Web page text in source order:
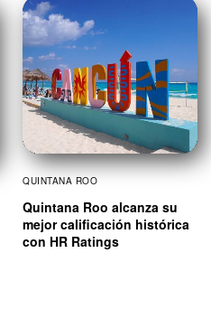
QUINTANA ROO
Quintana Roo alcanza su
mejor calificación histórica
con HR Ratings